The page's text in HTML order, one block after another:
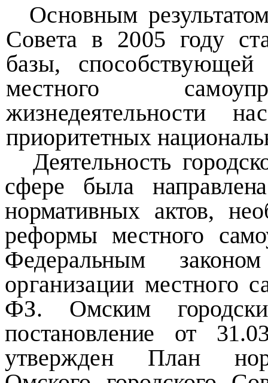
Основным
Совета в 2005 году
базы, способствующей
местного
жизнедеятельности
приоритетных
Деятельность
сфере была
нормативных актов,
реформы местного
Федеральным
организации
ФЗ. Омским
постановление от
утвержден План